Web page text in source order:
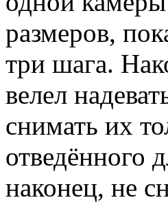
размеров,
три шага.
велел
снимать их
отведённого
наконец, не